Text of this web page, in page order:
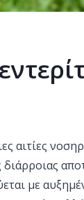
αιτίες
με